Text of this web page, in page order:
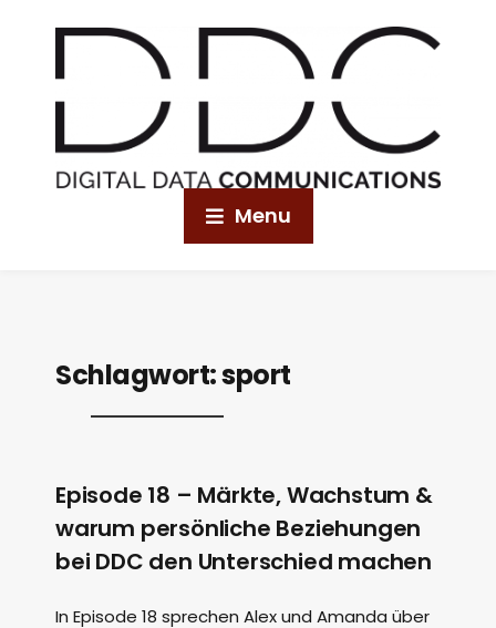
Menu
Schlagwort:sport
Episode 18 – Märkte, Wachstum &
warum persönliche Beziehungen
bei DDC den Unterschied machen
In Episode 18 sprechen Alex und Amanda über